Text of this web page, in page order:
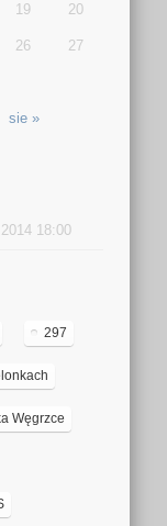
sie »
19 20
26 27
18:00
297
Węgrzce